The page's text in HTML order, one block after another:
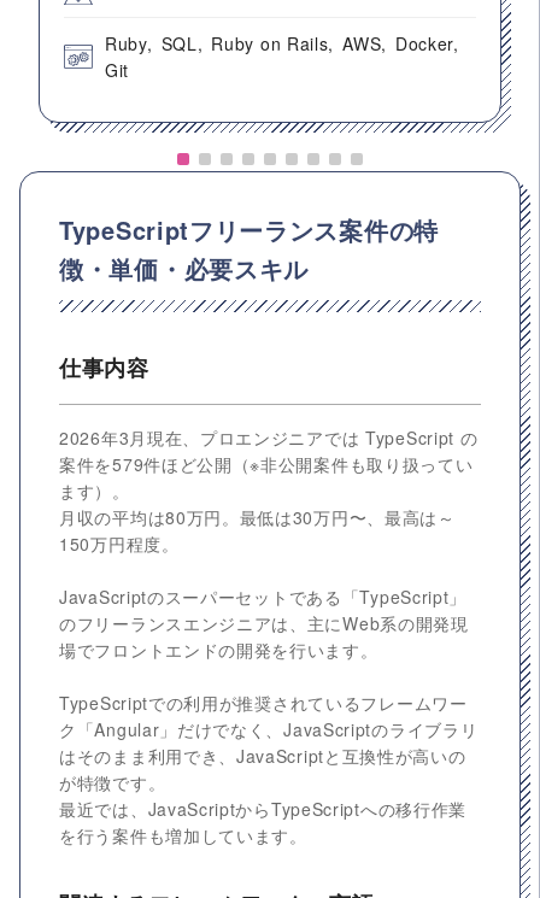
Ruby SQL Ruby on Rails AWS
Docker
Git
TypeScriptフリーランス案件の特
徴・単価・必要スキル
仕事内容
2026年3月現在、プロエンジニアでは TypeScript の
案件を579件ほど公開（※非公開案件も取り扱ってい
ます）。
月収の平均は80万円。最低は30万円〜、最高は～
150万円程度。
JavaScriptのスーパーセットである「TypeScript」
のフリーランスエンジニアは、主にWeb系の開発現
場でフロントエンドの開発を行います。
TypeScriptでの利用が推奨されているフレームワー
ク「Angular」だけでなく、JavaScriptのライブラリ
はそのまま利用でき、JavaScriptと互換性が高いの
が特徴です。
最近では、JavaScriptからTypeScriptへの移行作業
を行う案件も増加しています。